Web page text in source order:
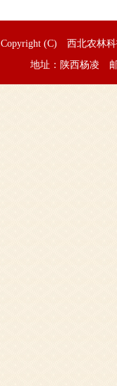
Copyright (C) 西北农林
地址：陕西杨凌